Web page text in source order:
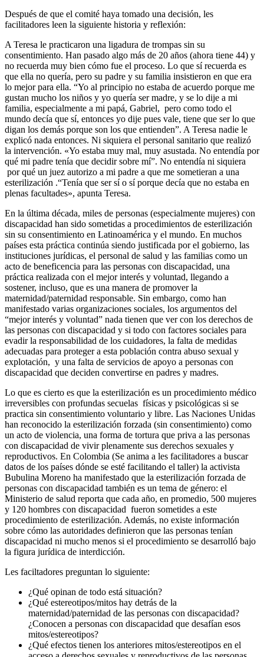
Después de que el comité haya tomado una decisión, les
facilitadores leen la siguiente historia y reflexión:
A Teresa le practicaron una ligadura de trompas sin su
consentimiento. Han pasado algo más de 20 años (ahora tiene 44) y
no recuerda muy bien cómo fue el proceso. Lo que sí recuerda es
que ella no quería, pero su padre y su familia insistieron en que era
lo mejor para ella. “Yo al principio no estaba de acuerdo porque me
gustan mucho los niños y yo quería ser madre, y se lo dije a mi
familia, especialmente a mi papá, Gabriel, pero como todo el
mundo decía que sí, entonces yo dije pues vale, tiene que ser lo que
digan los demás porque son los que entienden”. A Teresa nadie le
explicó nada entonces. Ni siquiera el personal sanitario que realizó
la intervención. «Yo estaba muy mal, muy asustada. No entendía por
qué mi padre tenía que decidir sobre mí”. No entendía ni siquiera
por qué un juez autorizo a mi padre a que me sometieran a una
esterilización .“Tenía que ser sí o sí porque decía que no estaba en
plenas facultades», apunta Teresa.
En la última década, miles de personas (especialmente mujeres) con
discapacidad han sido sometidas a procedimientos de esterilización
sin su consentimiento en Latinoamérica y el mundo. En muchos
países esta práctica continúa siendo justificada por el gobierno, las
instituciones jurídicas, el personal de salud y las familias como un
acto de beneficencia para las personas con discapacidad, una
práctica realizada con el mejor interés y voluntad, llegando a
sostener, incluso, que es una manera de promover la
maternidad/paternidad responsable. Sin embargo, como han
manifestado varias organizaciones sociales, los argumentos del
“mejor interés y voluntad” nada tienen que ver con los derechos de
las personas con discapacidad y si todo con factores sociales para
evadir la responsabilidad de los cuidadores, la falta de medidas
adecuadas para proteger a esta población contra abuso sexual y
explotación, y una falta de servicios de apoyo a personas con
discapacidad que deciden convertirse en padres y madres.
Lo que es cierto es que la esterilización es un procedimiento médico
irreversibles con profundas secuelas físicas y psicológicas si se
practica sin consentimiento voluntario y libre. Las Naciones Unidas
han reconocido la esterilización forzada (sin consentimiento) como
un acto de violencia, una forma de tortura que priva a las personas
con discapacidad de vivir plenamente sus derechos sexuales y
reproductivos. En Colombia (Se anima a les facilitadores a buscar
datos de los países dónde se esté facilitando el taller) la activista
Bubulina Moreno ha manifestado que la esterilización forzada de
personas con discapacidad también es un tema de género: el
Ministerio de salud reporta que cada año, en promedio, 500 mujeres
y 120 hombres con discapacidad fueron sometides a este
procedimiento de esterilización. Además, no existe información
sobre cómo las autoridades definieron que las personas tenían
discapacidad ni mucho menos si el procedimiento se desarrolló bajo
la figura jurídica de interdicción.
Les faciltadores preguntan lo siguiente:
¿Qué opinan de todo está situación?
¿Qué estereotipos/mitos hay detrás de la
maternidad/paternidad de las personas con discapacidad?
¿Conocen a personas con discapacidad que desafían esos
mitos/estereotipos?
¿Qué efectos tienen los anteriores mitos/estereotipos en el